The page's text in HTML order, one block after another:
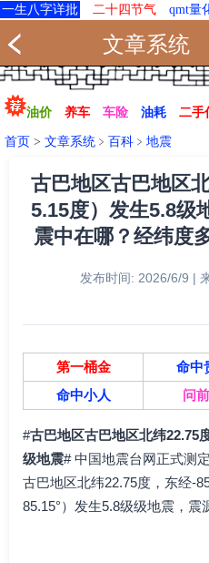
一生八字详批 二十四节气 qmt量
文章系统
油价 养车 车险 油耗 二手
首页 > 文章系统 ﹥ 百科 ﹥ 地震
古巴地区古巴地区
5.15度）发生5.8级
震中在哪？经纬度
发布时间: 2026/6/9 |
第一桶金 命中
命中小人
问
#古巴地区古巴地区北纬22.75
级地震# 中国地震台网正式测
古巴地区北纬22.75度，东经-
85.15°）发生5.8级级地震，震